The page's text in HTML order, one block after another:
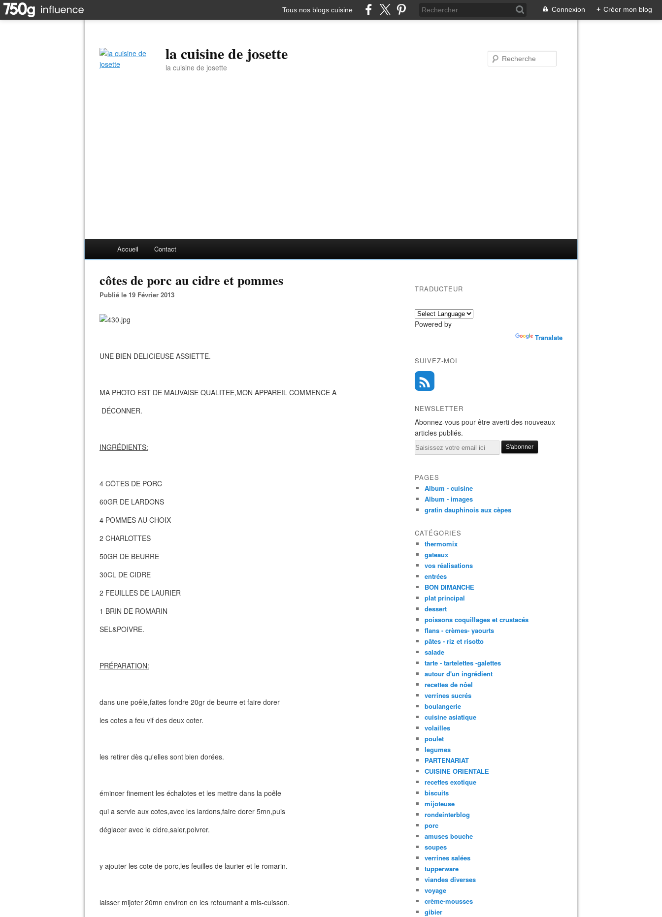
Tous nos blogs cuisine Connexion + Créer mon blog
la cuisine de josette
la cuisine de josette
Accueil Contact
côtes de porc au cidre et pommes
Publié le 19 Février 2013
UNE BIEN DELICIEUSE ASSIETTE.
MA PHOTO EST DE MAUVAISE QUALITEE,MON APPAREIL COMMENCE A
DÉCONNER.
INGRÉDIENTS:
4 CÔTES DE PORC
60GR DE LARDONS
4 POMMES AU CHOIX
2 CHARLOTTES
50GR DE BEURRE
30CL DE CIDRE
2 FEUILLES DE LAURIER
1 BRIN DE ROMARIN
SEL&POIVRE.
PRÉPARATION:
dans une poêle,faites fondre 20gr de beurre et faire dorer
les cotes a feu vif des deux coter.
les retirer dès qu'elles sont bien dorées.
émincer finement les échalotes et les mettre dans la poêle
qui a servie aux cotes,avec les lardons,faire dorer 5mn,puis
déglacer avec le cidre,saler,poivrer.
y ajouter les cote de porc,les feuilles de laurier et le romarin.
laisser mijoter 20mn environ en les retournant a mis-cuisson.
TRADUCTEUR
Powered by
Translate
SUIVEZ-MOI
NEWSLETTER
Abonnez-vous pour être averti des nouveaux
articles publiés.
Email
PAGES
Album - cuisine
Album - images
gratin dauphinois aux cèpes
CATÉGORIES
thermomix
gateaux
vos réalisations
entrées
BON DIMANCHE
plat principal
dessert
poissons coquillages et crustacés
flans - crèmes- yaourts
pâtes - riz et risotto
salade
tarte - tartelettes -galettes
autour d'un ingrédient
recettes de nôel
verrines sucrés
boulangerie
cuisine asiatique
volailles
poulet
legumes
PARTENARIAT
CUISINE ORIENTALE
recettes exotique
biscuits
mijoteuse
rondeinterblog
porc
amuses bouche
soupes
verrines salées
tupperware
viandes diverses
voyage
crème-mousses
gibier